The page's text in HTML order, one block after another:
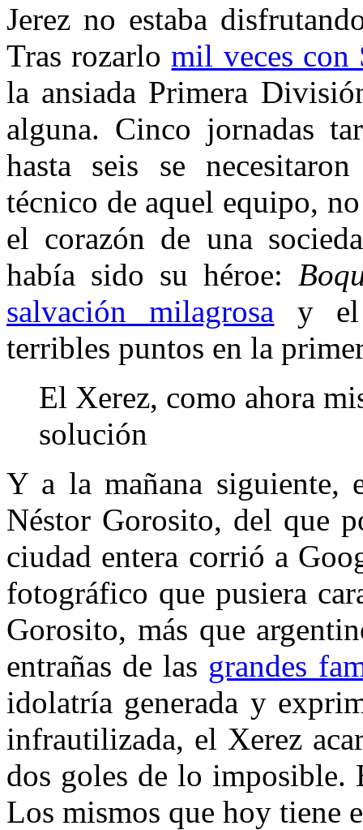
Jerez no estaba
Tras rozarlomil veces con
la ansiada Primera
alguna. Cinco jornadas
hasta seis se
técnico de aquel equipo,
el corazón de una
había sido su héroe:
salvación milagrosa y el
terribles puntos en la
El Xerez, como ahora
solución
Y a la mañana siguiente,
Néstor Gorosito, del que
ciudad entera corrió a
fotográfico que pusiera
Gorosito, más que
entrañas de las grandes
idolatría generada y
infrautilizada, el Xerez
dos goles de lo imposible.
Los mismos que hoy tiene